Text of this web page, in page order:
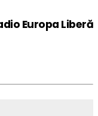
Europa Liberă